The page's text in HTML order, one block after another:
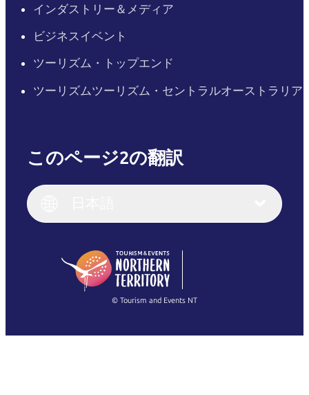
インダストリー＆メディア
ビジネスイベント
ツーリズム・トップエンド
ツーリズムツーリズム・セントラルオーストラリア
このページ2の翻訳
English (US)
English
(Singapore)
Français
繁體中文
© Tourism and Events NT